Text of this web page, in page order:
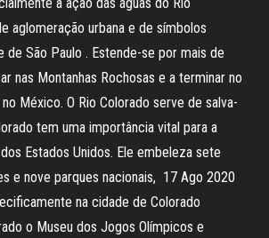
aglomeração urbana e de símbolos
de São Paulo . Estende-se por mais de
nas Montanhas Rochosas e a terminar no
México. O Rio Colorado serve de salva-
tem uma importância vital para a
Estados Unidos. Ele embeleza sete
e nove parques nacionais, 17 Ago 2020
na cidade de Colorado
o Museu dos Jogos Olímpicos e